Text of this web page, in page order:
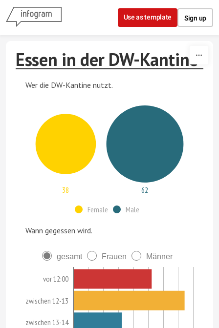
Skip to content
Use as template Sign up
Essen in der DW-Kantine
Wer die DW-Kantine nutzt.
38 62
Female Male
Wann gegessen wird.
gesamt Frauen Männer
vor 12:00
zwischen 12-13
zwischen 13-14